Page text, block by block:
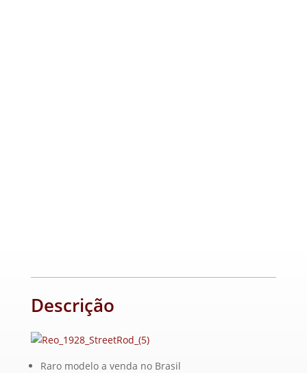
Descrição
Raro modelo a venda no Brasil